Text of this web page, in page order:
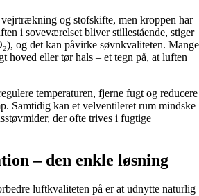
og stofskifte, men kroppen har
i soveværelset bliver stillestående, stiger
og det kan påvirke søvnkvaliteten. Mange
hoved eller tør hals – et tegn på, at luften
temperaturen, fjerne fugt og reducere
Samtidig kan et velventileret rum mindske
der ofte trives i fugtige
– den enkle løsning
luftkvaliteten på er at udnytte naturlig